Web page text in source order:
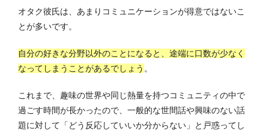
オタク彼氏は、あまりコミュニケーションが得意ではないこ
とが多いです。
自分の好きな分野以外のことになると、途端に口数が少なく
なってしまうことがあるでしょう 。
これまで、趣味の世界や同じ熱量を持つコミュニティの中で
過ごす時間が長かったので、一般的な世間話や興味のない話
題に対して「どう反応していいか分からない」と戸惑ってし